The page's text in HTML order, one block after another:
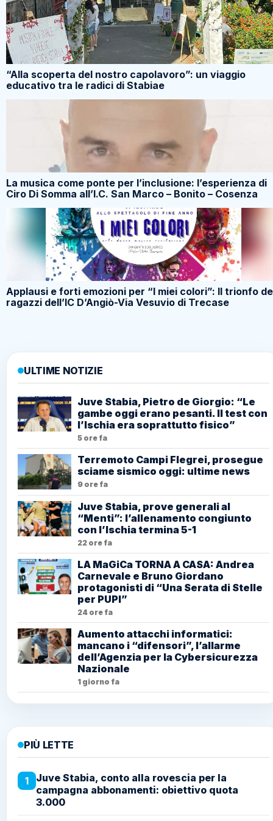
“Alla scoperta del nostro capolavoro”: un viaggio
educativo tra le radici di Stabiae
La musica come ponte per l’inclusione: l’esperienza di
Ciro Di Somma all’I.C. San Marco – Bonito – Cosenza
Applausi e forti emozioni per “I miei colori”: Il trionfo
ragazzi dell’IC D’Angiò-Via Vesuvio di Trecase
ULTIME NOTIZIE
Juve Stabia, Pietro de Giorgio: “Le
gambe oggi erano pesanti. Il test con
l’Ischia era soprattutto fisico”
5 ore fa
Terremoto Campi Flegrei, prosegue
sciame sismico oggi: ultime news
9 ore fa
Juve Stabia, prove generali al
“Menti”: l’allenamento congiunto
con l’Ischia termina 5-1
22 ore fa
LA MaGiCa TORNA A CASA: Andrea
Carnevale e Bruno Giordano
protagonisti di “Una Serata di Stelle
per PUPI”
24 ore fa
Aumento attacchi informatici:
mancano i “difensori”, l’allarme
dell’Agenzia per la Cybersicurezza
Nazionale
1 giorno fa
PIÙ LETTE
1
Juve Stabia, conto alla rovescia per la
campagna abbonamenti: obiettivo quota
3.000